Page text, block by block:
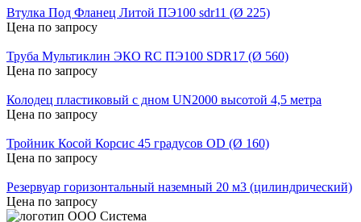
Втулка Под Фланец Литой ПЭ100 sdr11 (Ø 225)
Цена по запросу
Труба Мультиклин ЭКО RC ПЭ100 SDR17 (Ø 560)
Цена по запросу
Колодец пластиковый с дном UN2000 высотой 4,5 метра
Цена по запросу
Тройник Косой Корсис 45 градусов OD (Ø 160)
Цена по запросу
Резервуар горизонтальный наземный 20 м3 (цилиндрический)
Цена по запросу